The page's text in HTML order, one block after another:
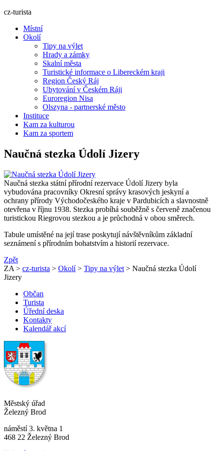
cz-turista
Místní
Okolí
Tipy na výlet
Hrady a zámky
Skalní města
Turistické informace o Libereckém kraji
Region Český Ráj
Ubytování v Českém Ráji
Euroregion Nisa
Olszyna - partnerské město
Instituce
Kam za kulturou
Kam za sportem
Naučná stezka Údolí Jizery
Naučná stezka státní přírodní rezervace Údolí Jizery byla
vybudována pracovníky Okresní správy krasových jeskyní a
ochrany přírody Východočeského kraje v Pardubicích a slavnostně
otevřena v říjnu 1938. Stezka probíhá souběžně s červeně značenou
turistickou Riegrovou stezkou a je průchodná v obou směrech.
Tabule umístěné na její trase poskytují návštěvníkům základní
seznámení s přírodním bohatstvím a historií rezervace.
Zpět
ZA > cz-turista > Okolí> Tipy na výlet > Naučná stezka Údolí
Jizery
Občan
Turista
Úřední deska
Kontakty
Kalendář akcí
Městský úřad
Železný Brod
náměstí 3. května 1
468 22 Železný Brod